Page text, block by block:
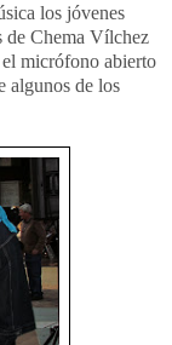
los jóvenes
de Chema Vílchez
micrófono abierto
algunos de los